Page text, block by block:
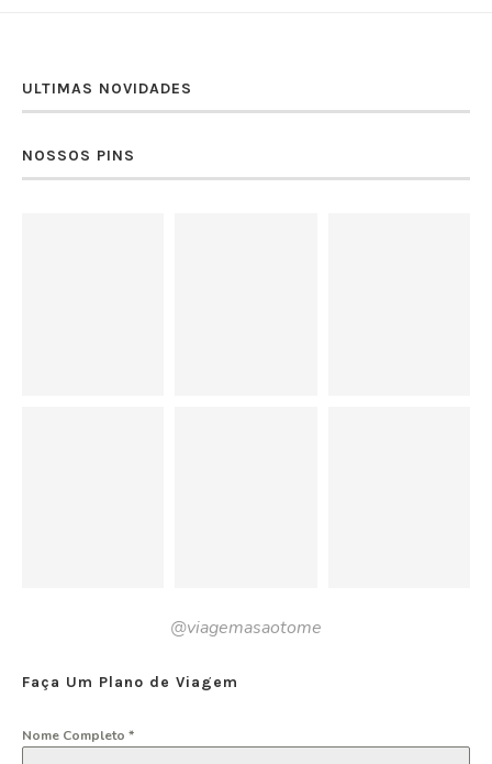
ULTIMAS NOVIDADES
NOSSOS PINS
@viagemasaotome
Faça Um Plano de Viagem
Nome Completo *